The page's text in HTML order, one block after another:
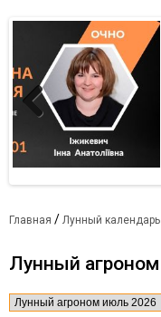
Previous
Главная / Лунный календарь
Лунный агроном